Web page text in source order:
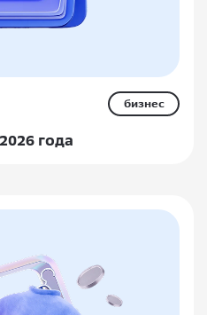
бизнес
года